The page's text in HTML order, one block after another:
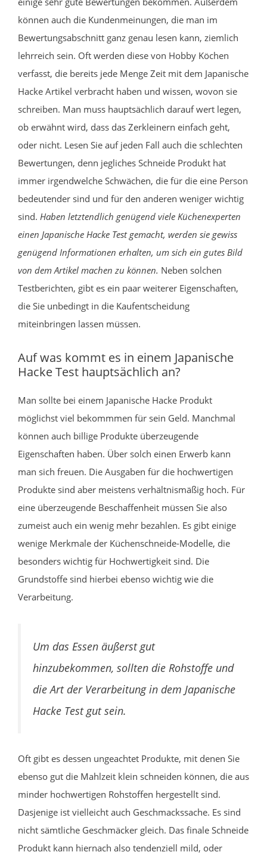
können auch die Kundenmeinungen, die man im
Bewertungsabschnitt ganz genau lesen kann, ziemlich
lehrreich sein. Oft werden diese von Hobby Köchen
verfasst, die bereits jede Menge Zeit mit dem Japanische
Hacke Artikel verbracht haben und wissen, wovon sie
schreiben. Man muss hauptsächlich darauf wert legen,
ob erwähnt wird, dass das Zerkleinern einfach geht,
oder nicht. Lesen Sie auf jeden Fall auch die schlechten
Bewertungen, denn jegliches Schneide Produkt hat
immer irgendwelche Schwächen, die für die eine Person
bedeutender sind und für den anderen weniger wichtig
sind. Haben letztendlich genügend viele Küchenexperten
einen Japanische Hacke Test gemacht, werden sie gewiss
genügend Informationen erhalten, um sich ein gutes Bild
von dem Artikel machen zu können. Neben solchen
Testberichten, gibt es ein paar weiterer Eigenschaften,
die Sie unbedingt in die Kaufentscheidung
miteinbringen lassen müssen.
Auf was kommt es in einem Japanische
Hacke Test hauptsächlich an?
Man sollte bei einem Japanische Hacke Produkt
möglichst viel bekommmen für sein Geld. Manchmal
können auch billige Produkte überzeugende
Eigenschaften haben. Über solch einen Erwerb kann
man sich freuen. Die Ausgaben für die hochwertigen
Produkte sind aber meistens verhältnismäßig hoch. Für
eine überzeugende Beschaffenheit müssen Sie also
zumeist auch ein wenig mehr bezahlen. Es gibt einige
wenige Merkmale der Küchenschneide-Modelle, die
besonders wichtig für Hochwertigkeit sind. Die
Grundstoffe sind hierbei ebenso wichtig wie die
Verarbeitung.
Um das Essen äußerst gut
hinzubekommen, sollten die Rohstoffe und
die Art der Verarbeitung in dem Japanische
Hacke Test gut sein.
Oft gibt es dessen ungeachtet Produkte, mit denen Sie
ebenso gut die Mahlzeit klein schneiden können, die aus
minder hochwertigen Rohstoffen hergestellt sind.
Dasjenige ist vielleicht auch Geschmackssache. Es sind
nicht sämtliche Geschmäcker gleich. Das finale Schneide
Produkt kann hiernach also tendenziell mild, oder